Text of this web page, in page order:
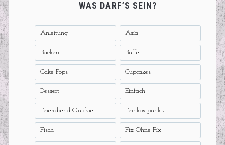
WAS DARF’S SEIN?
Anleitung Asia
Backen Buffet
Cake Pops Cupcakes
Dessert Einfach
Feierabend-Quickie Feinkostpunks
Fisch Fix Ohne Fix